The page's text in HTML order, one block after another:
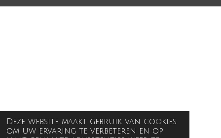
Deze website maakt gebruik van cookies
om uw ervaring te verbeteren en op